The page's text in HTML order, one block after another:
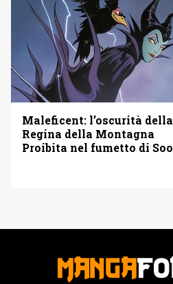
Maleficent: l’oscurità della
Regina della Montagna
Proibita nel fumetto di Soo